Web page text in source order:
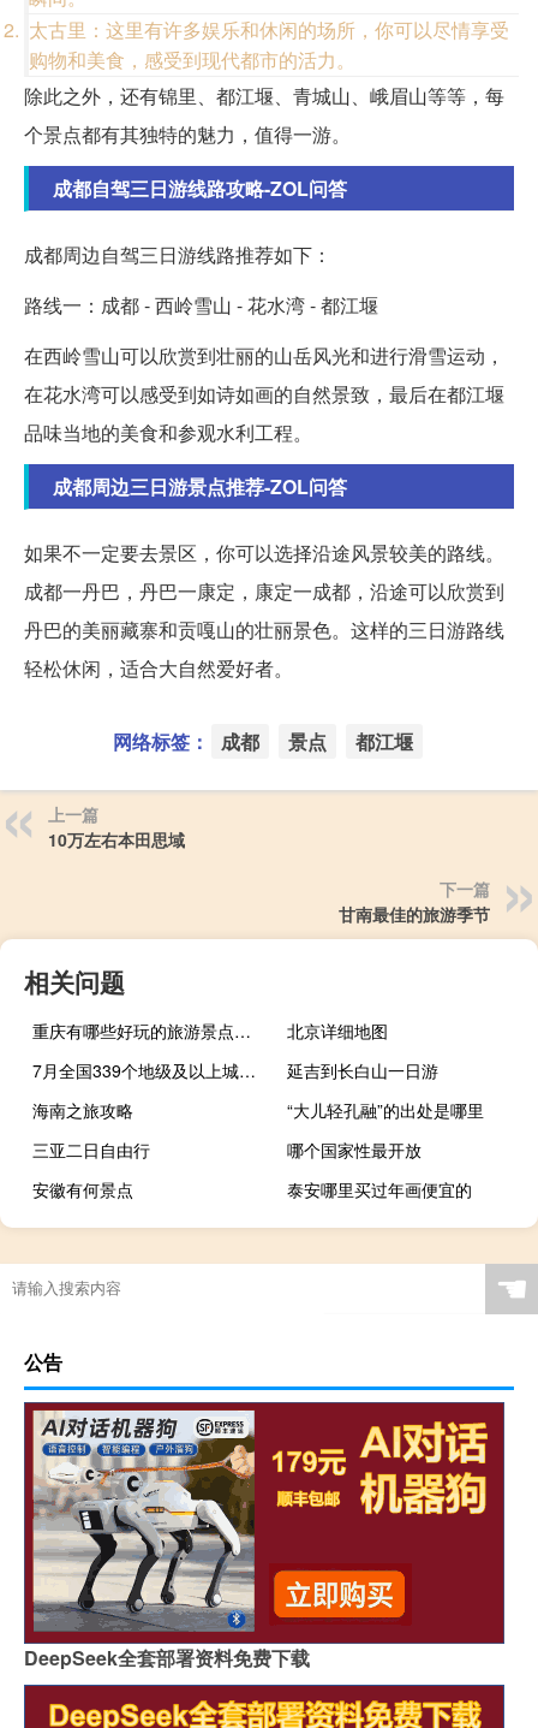
太古里：这里有许多娱乐和休闲的场所，你可以尽情享受
购物和美食，感受到现代都市的活力。
除此之外，还有锦里、都江堰、青城山、峨眉山等等，每
个景点都有其独特的魅力，值得一游。
成都自驾三日游线路攻略-ZOL问答
成都周边自驾三日游线路推荐如下：
路线一：成都 - 西岭雪山 - 花水湾 - 都江堰
在西岭雪山可以欣赏到壮丽的山岳风光和进行滑雪运动，
在花水湾可以感受到如诗如画的自然景致，最后在都江堰
品味当地的美食和参观水利工程。
成都周边三日游景点推荐-ZOL问答
如果不一定要去景区，你可以选择沿途风景较美的路线。
成都一丹巴，丹巴一康定，康定一成都，沿途可以欣赏到
丹巴的美丽藏寨和贡嘎山的壮丽景色。这样的三日游路线
轻松休闲，适合大自然爱好者。
网络标签： 成都 景点 都江堰
上一篇
10万左右本田思域
下一篇
甘南最佳的旅游季节
相关问题
重庆有哪些好玩的旅游景点推荐
北京详细地图
7月全国339个地级及以上城市平均空气质量优良天数超87%
延吉到长白山一日游
海南之旅攻略
“大儿轻孔融”的出处是哪里
三亚二日自由行
哪个国家性最开放
安徽有何景点
泰安哪里买过年画便宜的
☚
公告
DeepSeek全套部署资料免费下载